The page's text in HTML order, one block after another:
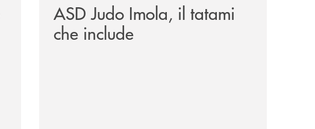
ASD Judo Imola, il tatami
che include